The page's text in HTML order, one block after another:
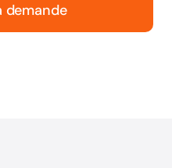
demande